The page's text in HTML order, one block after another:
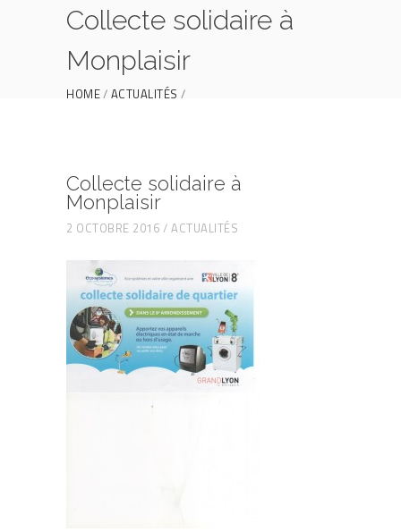
Collecte solidaire à
Monplaisir
HOME ACTUALITÉS
Collecte solidaire à
Monplaisir
2 OCTOBRE 2016 ACTUALITÉS